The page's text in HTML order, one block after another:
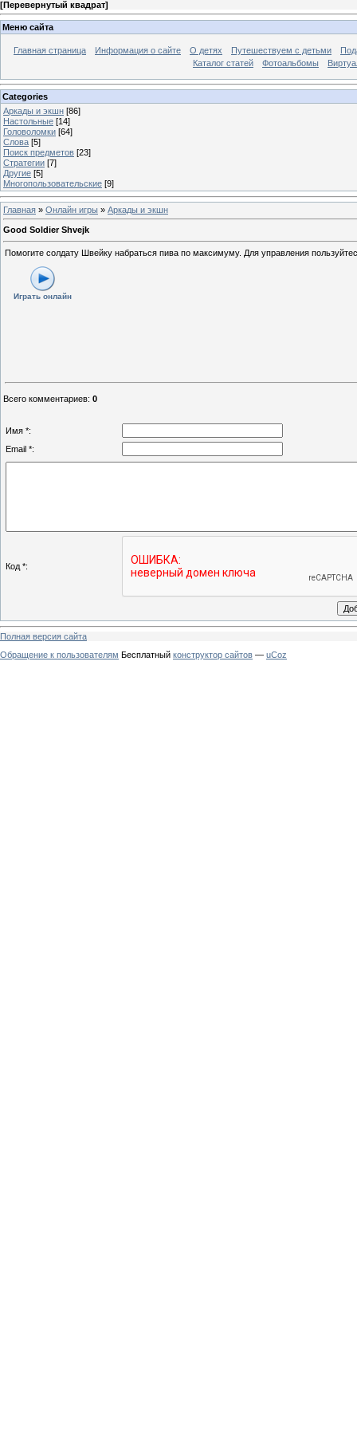
[Перевернутый квадрат]
Меню сайта
Главная страница Информация о сайте О детях Путешествуем с детьми
Каталог статей
Фотоальбомы
Categories
Аркады и экшн [86]
Настольные [14]
Головоломки [64]
Слова [5]
Поиск предметов [23]
Стратегии [7]
Другие [5]
Многопользовательские [9]
Главная » Онлайн игры » Аркады и экшн
Good Soldier Shvejk
Помогите солдату Швейку набраться пива по максимуму. Для управления
Играть онлайн
Всего комментариев: 0
Имя *:
Email *:
Код *:
Полная версия сайта
Обращение к пользователям Бесплатный конструктор сайтов — uCoz